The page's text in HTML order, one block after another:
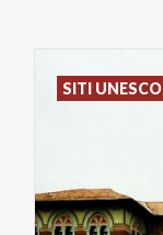
SITI UNESCO